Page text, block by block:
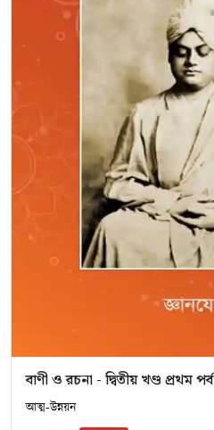
বাণী ও রচনা - দ্বিতীয় খণ্ড প্রথম পর্ব
আত্ম-উন্নয়ন